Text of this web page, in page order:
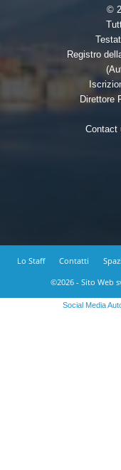
©
Registro
Direttore
Contact
Lo Staff Contatti
©2026 - Sito Web
Social Media